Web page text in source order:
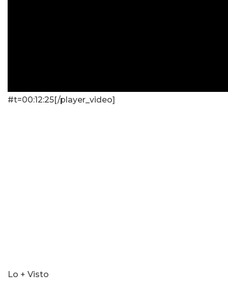
#t=00:12:25[/player_video]
Lo + Visto